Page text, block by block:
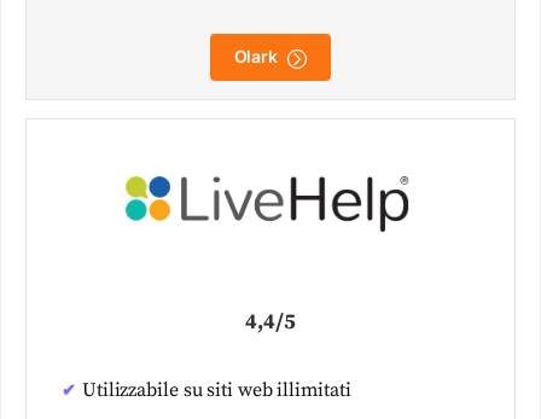
Olark
4,4/5
Utilizzabile su siti web illimitati